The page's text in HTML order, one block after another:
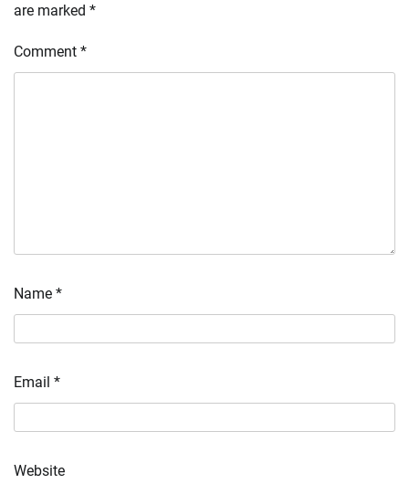
are marked *
Comment *
Name *
Email *
Website